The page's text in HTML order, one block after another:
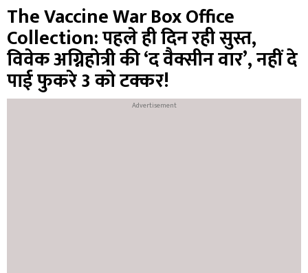
The Vaccine War Box Office
Collection: पहले ही दिन रही सुस्त,
विवेक अग्निहोत्री की ‘द वैक्सीन वार’, नहीं दे
पाई फुकरे 3 को टक्कर!